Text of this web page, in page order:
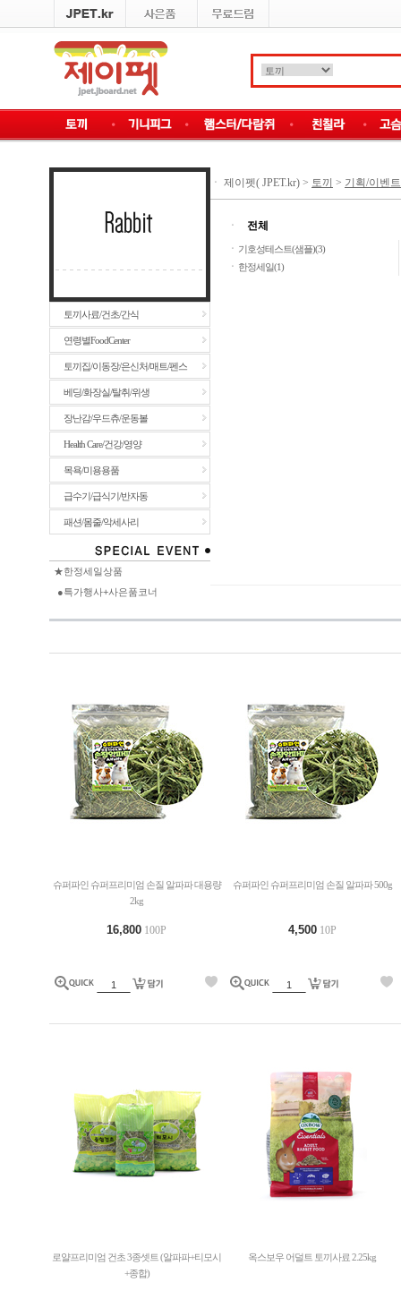
토끼사료/건초/간식
연령별FoodCenter
토끼집/이동장/은신처/매트/펜스
베딩/화장실/탈취/위생
장난감/우드츄/운동볼
Health Care/건강/영양
목욕/미용용품
급수기/급식기/반자동
패션/몸줄/악세사리
★한정세일상품
●특가행사+사은품코너
ㆍ 제이펫( JPET.kr) > 토끼 > 기획/이벤
ㆍ
전체
ㆍ 기호성테스트(샘플)(3)
ㆍ 한정세일(1)
슈퍼파인 슈퍼프리미엄 손질 알파파 대용량
2kg
16,800 100P
슈퍼파인 슈퍼프리미엄 손질 알파파 500g
4,500 10P
로얄프리미엄 건초 3종셋트 (알파파+티모시
+종합)
옥스보우 어덜트 토끼사료 2.25kg